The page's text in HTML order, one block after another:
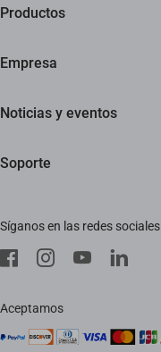
Productos
Empresa
Trust Center
Noticias y eventos
Soporte
Descargar
Servicio in situ
Instaladores
Servicio posventa
Síganos en las redes sociales
Aceptamos